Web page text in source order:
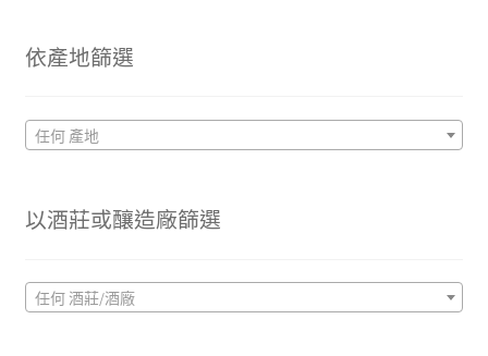
依產地篩選
任何 產地
以酒莊或釀造廠篩選
任何 酒莊/酒廠